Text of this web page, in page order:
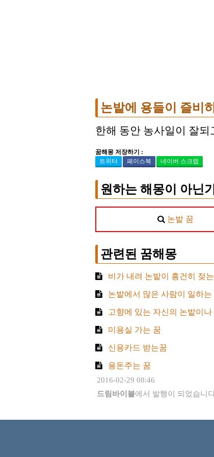
논밭에 용들이 즐비
한해 동안 농사일이 잘
꿈해몽 저장하기 :
트위터
페이스북 네이버 스크랩
원하는 해몽이 아닌
논밭 꿈
관련된 꿈해몽
비가 내려 논밭이 흥건히 젖
논밭에서 많은 사람이 일하
고향에 있는 자신의 논밭이
미용실 가는 꿈
신용카드 받는꿈
용돈주는 꿈
2016-02-29 08:46
드림바이블에서 발행이 되었습니